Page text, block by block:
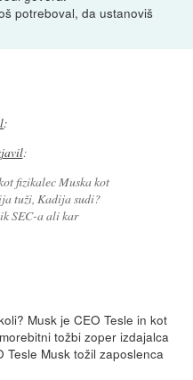
potreboval, da ustanoviš
:
:
fizikalec Muska kot
tuži, Kadija sudi?
SEC-a ali kar
Musk je CEO Tesle in kot
tožbi zoper izdajalca
Tesle Musk tožil zaposlenca